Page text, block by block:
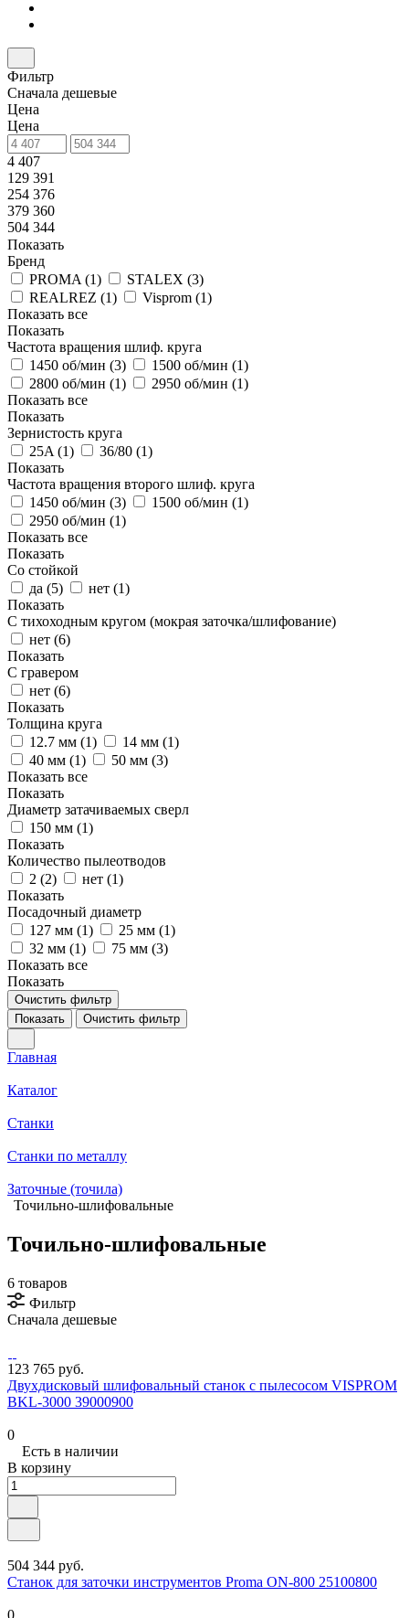
Фильтр
Сначала дешевые
Цена
Цена
4 407
129 391
254 376
379 360
504 344
Показать
Бренд
PROMA (1) STALEX (3)
REALREZ (1) Visprom (1)
Показать все
Показать
Частота вращения шлиф. круга
1450 об/мин (3) 1500 об/мин (1)
2800 об/мин (1) 2950 об/мин (1)
Показать все
Показать
Зернистость круга
25A (1) 36/80 (1)
Показать
Частота вращения второго шлиф. круга
1450 об/мин (3) 1500 об/мин (1)
2950 об/мин (1)
Показать все
Показать
Со стойкой
да (5) нет (1)
Показать
С тихоходным кругом (мокрая заточка/шлифование)
нет (6)
Показать
С гравером
нет (6)
Показать
Толщина круга
12.7 мм (1) 14 мм (1)
40 мм (1) 50 мм (3)
Показать все
Показать
Диаметр затачиваемых сверл
150 мм (1)
Показать
Количество пылеотводов
2 (2) нет (1)
Показать
Посадочный диаметр
127 мм (1) 25 мм (1)
32 мм (1) 75 мм (3)
Показать все
Показать
Очистить фильтр
Показать
Очистить фильтр
Главная
Каталог
Станки
Станки по металлу
Заточные (точила)
Точильно-шлифовальные
Точильно-шлифовальные
6 товаров
Фильтр
Сначала дешевые
123 765 руб.
Двухдисковый шлифовальный станок с пылесосом VISPROM
BKL-3000 39000900
0
Есть в наличии
В корзину
504 344 руб.
Станок для заточки инструментов Proma ON-800 25100800
0